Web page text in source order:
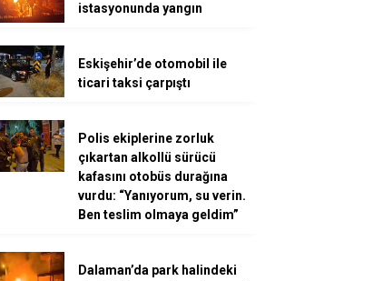
istasyonunda yangın
Eskişehir’de otomobil ile
ticari taksi çarpıştı
Polis ekiplerine zorluk
çıkartan alkollü sürücü
kafasını otobüs durağına
vurdu: “Yanıyorum, su verin.
Ben teslim olmaya geldim”
Dalaman’da park halindeki